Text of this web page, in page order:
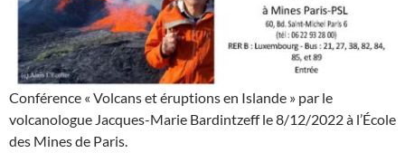
Conférence « Volcans et éruptions en Islande » par le
volcanologue Jacques-Marie Bardintzeff le 8/12/2022 à l’École
des Mines de Paris.